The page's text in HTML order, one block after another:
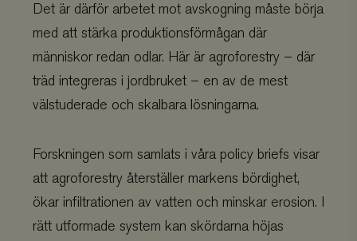
Det är därför arbetet mot avskogning måste börja
med att stärka produktionsförmågan där
människor redan odlar. Här är agroforestry – där
träd integreras i jordbruket – en av de mest
välstuderade och skalbara lösningarna.
Forskningen som samlats i våra policy briefs visar
att agroforestry återställer markens bördighet,
ökar infiltrationen av vatten och minskar erosion. I
rätt utformade system kan skördarna höjas